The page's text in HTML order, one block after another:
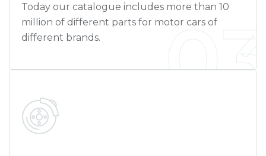
Today our catalogue includes more than 10
million of different parts for motor cars of
different brands.